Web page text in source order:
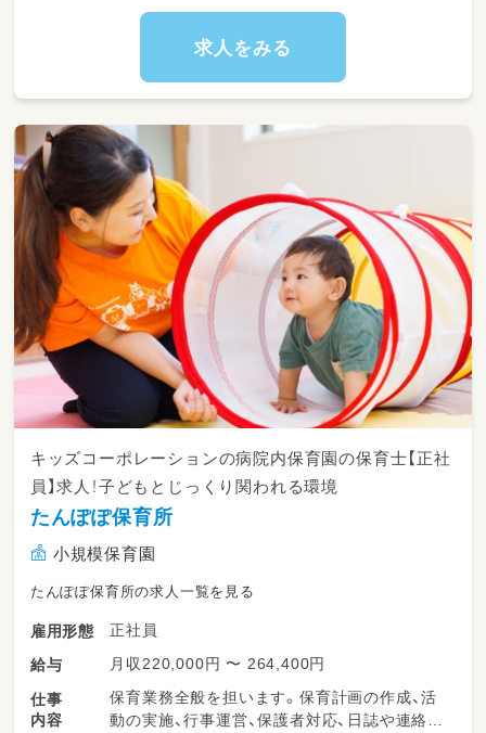
掃除、机運び、子どもの検温、電話対応、
おもらし・嘔吐などの対応、読み聞かせ、開設
準備、片付け、加配児童の保育・記録担当、
その他事務作業 などの仕事も行っていただ
求人をみる
キッズコーポレーションの病院内保育園の保育士【正社
員】求人！子どもとじっくり関われる環境
たんぽぽ保育所
小規模保育園
たんぽぽ保育所の求人一覧を見る
雇用形態
正社員
給与
月収220,000円 〜 264,400円
仕事
内容
保育業務全般を担います。保育計画の作成、活
動の実施、行事運営、保護者対応、日誌や連絡帳